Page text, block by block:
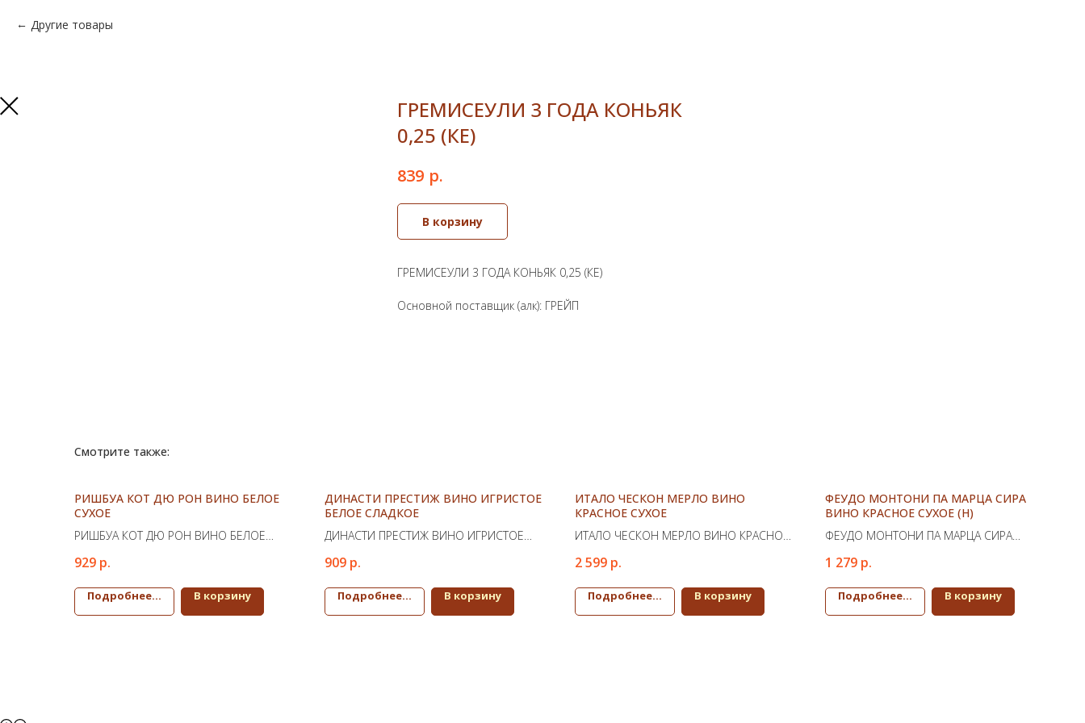
Другие товары
ГРЕМИСЕУЛИ 3 ГОДА КОНЬЯК
0,25 (КЕ)
839 р.
В корзину
ГРЕМИСЕУЛИ 3 ГОДА КОНЬЯК 0,25 (КЕ)
Основной поставщик (алк): ГРЕЙП
Смотрите также:
РИШБУА КОТ ДЮ РОН ВИНО БЕЛОЕ
СУХОЕ
РИШБУА КОТ ДЮ РОН ВИНО БЕЛОЕ
929 р.
Подробнее... В корзину
ДИНАСТИ ПРЕСТИЖ ВИНО ИГРИСТОЕ
БЕЛОЕ СЛАДКОЕ
ДИНАСТИ ПРЕСТИЖ ВИНО ИГРИСТОЕ
909 р.
Подробнее... В корзину
ИТАЛО ЧЕСКОН МЕРЛО ВИНО
КРАСНОЕ СУХОЕ
ИТАЛО ЧЕСКОН МЕРЛО ВИНО КРАСНОЕ
2 599 р.
Подробнее... В корзину
ФЕУДО МОНТОНИ ПА МАРЦА СИРА
ВИНО КРАСНОЕ СУХОЕ (Н)
ФЕУДО МОНТОНИ ПА МАРЦА СИРА
1 279 р.
Подробнее... В корзину